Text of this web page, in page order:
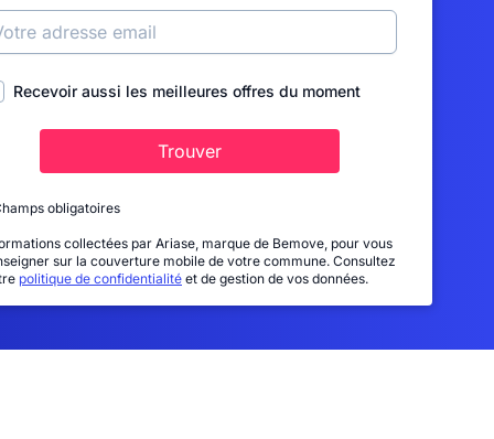
Recevoir aussi les meilleures offres du moment
Trouver
obligatoires
collectées par Ariase, marque de Bemove, pour vous
sur la couverture mobile de votre commune. Consultez
politique de confidentialité et de gestion de vos données.